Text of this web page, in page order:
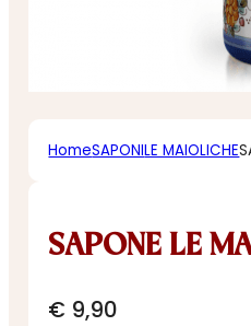
HomeSAPONILE MAIOLICHE
SAPONE LE
€ 9,90